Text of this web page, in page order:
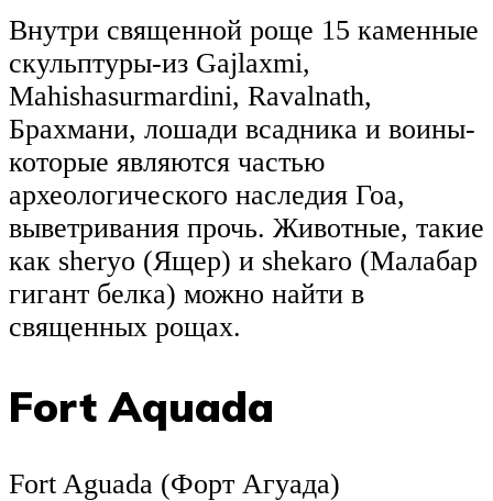
Внутри священной роще 15 каменные
скульптуры-из Gajlaxmi,
Mahishasurmardini, Ravalnath,
Брахмани, лошади всадника и воины-
которые являются частью
археологического наследия Гоа,
выветривания прочь. Животные, такие
как sheryo (Ящер) и shekaro (Малабар
гигант белка) можно найти в
священных рощах.
Fort Aquada
Fort Aguada (Форт Агуада)